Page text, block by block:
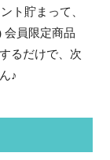
ト貯まって、
会員限定商品
るだけで、次
♪